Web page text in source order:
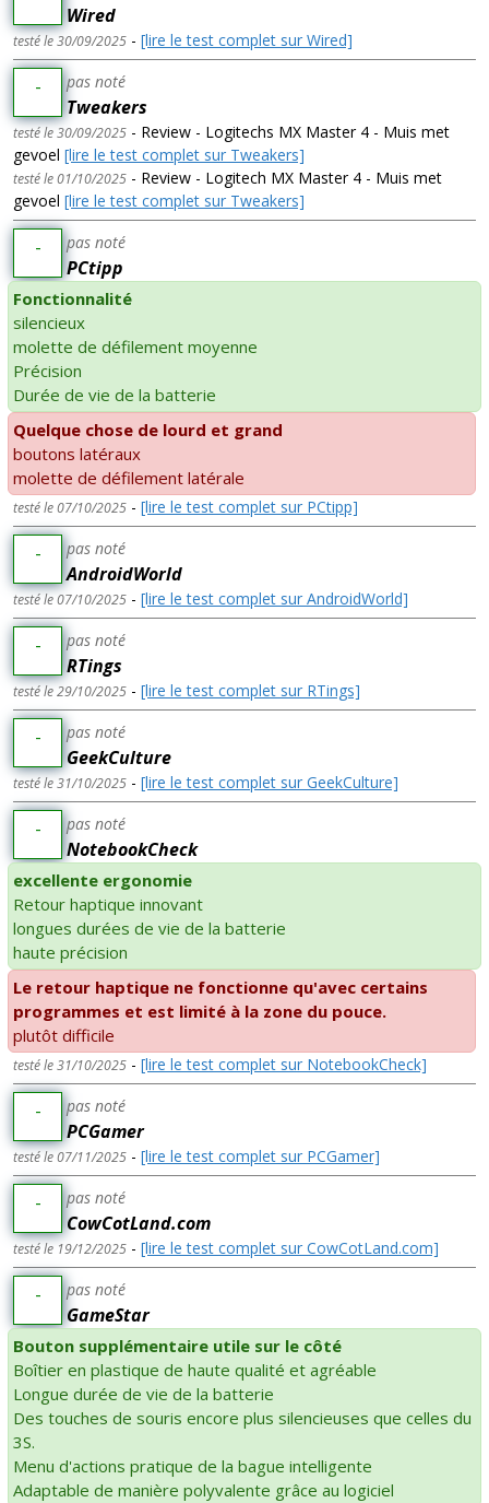
Wired
testé le 30/09/2025 - [lire le test complet sur Wired]
- pas noté
Tweakers
testé le 30/09/2025 - Review - Logitechs MX Master 4 - Muis met
gevoel [lire le test complet sur Tweakers]
testé le 01/10/2025 - Review - Logitech MX Master 4 - Muis met
gevoel [lire le test complet sur Tweakers]
- pas noté
PCtipp
Fonctionnalité
silencieux
molette de défilement moyenne
Précision
Durée de vie de la batterie
Quelque chose de lourd et grand
boutons latéraux
molette de défilement latérale
testé le 07/10/2025 - [lire le test complet sur PCtipp]
- pas noté
AndroidWorld
testé le 07/10/2025 - [lire le test complet sur AndroidWorld]
- pas noté
RTings
testé le 29/10/2025 - [lire le test complet sur RTings]
- pas noté
GeekCulture
testé le 31/10/2025 - [lire le test complet sur GeekCulture]
- pas noté
NotebookCheck
excellente ergonomie
Retour haptique innovant
longues durées de vie de la batterie
haute précision
Le retour haptique ne fonctionne qu'avec certains
programmes et est limité à la zone du pouce.
plutôt difficile
testé le 31/10/2025 - [lire le test complet sur NotebookCheck]
- pas noté
PCGamer
testé le 07/11/2025 - [lire le test complet sur PCGamer]
- pas noté
CowCotLand.com
testé le 19/12/2025 - [lire le test complet sur CowCotLand.com]
- pas noté
GameStar
Bouton supplémentaire utile sur le côté
Boîtier en plastique de haute qualité et agréable
Longue durée de vie de la batterie
Des touches de souris encore plus silencieuses que celles du
3S.
Menu d'actions pratique de la bague intelligente
Adaptable de manière polyvalente grâce au logiciel